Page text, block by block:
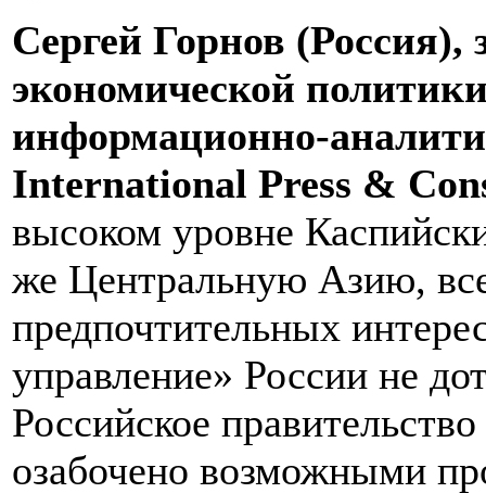
Сергей Горнов
экономической
информационно-
International Press &
высоком уровне
же Центральную Азию,
предпочтительных
управление» России не
Российское
озабочено возможными